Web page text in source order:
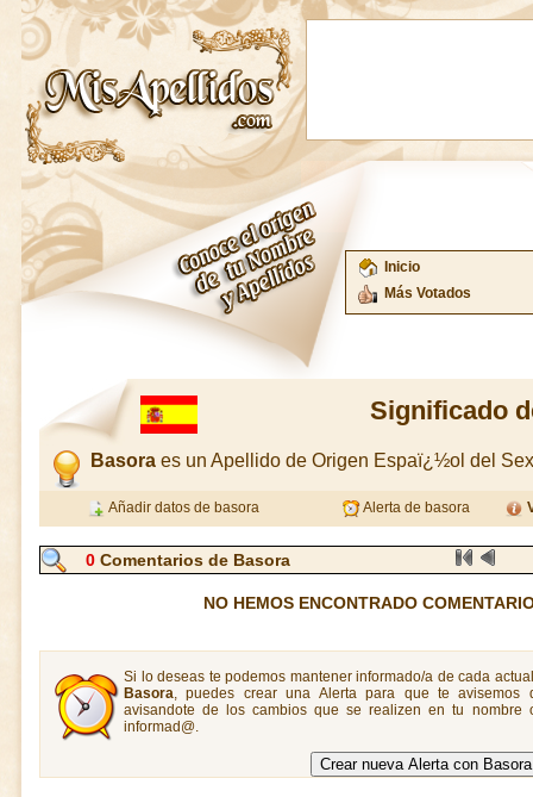
Inicio
Más Votados
Significado
Basora es un Apellido de Origen Espaï¿½ol del
Añadir datos de basora Alerta de basora
0 Comentarios de Basora
NO HEMOS ENCONTRADO
Si lo deseas te podemos mantener informado/a de cada
Basora, puedes crear una Alerta para que te avisemos
avisandote de los cambios que se realizen en tu
informad@.